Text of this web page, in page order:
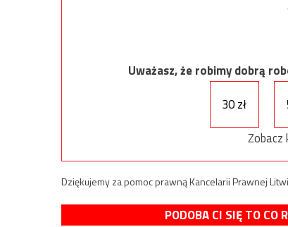
Uważasz, że robimy dobrą
30 zł
Zobacz
Dziękujemy za pomoc prawną Kancelarii Prawnej
PODOBA CI SIĘ TO CO